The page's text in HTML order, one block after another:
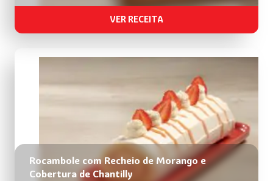
VER RECEITA
Rocambole com Recheio de Morango e
Cobertura de Chantilly